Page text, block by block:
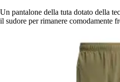
Un pantalone della tuta dotato della
il sudore per rimanere comodamente